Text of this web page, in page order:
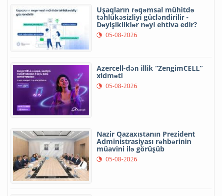
Uşaqların rəqəmsal mühitdə
təhlükəsizliyi gücləndirilir -
Dəyişikliklər nəyi ehtiva edir?
05-08-2026
Azercell-dən illik “ZengimCELL”
xidməti
05-08-2026
Nazir Qazaxıstanın Prezident
Administrasiyası rəhbərinin
müavini ilə görüşüb
05-08-2026